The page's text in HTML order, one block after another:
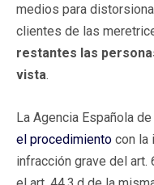
medios para
clientes de las
restantes las
vista.
La Agencia Española
el procedimiento con la
infracción grave del art.